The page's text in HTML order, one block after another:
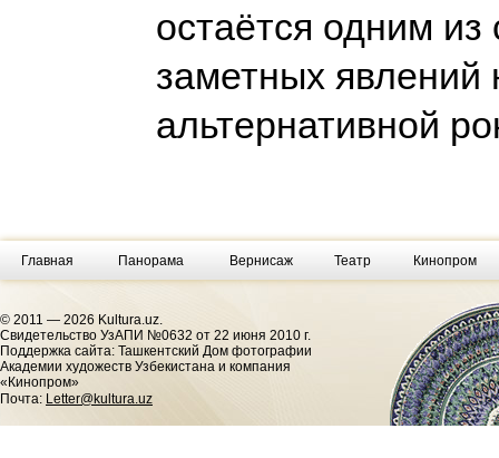
остаётся одним
заметных явлений
альтернативной
Главная Панорама Вернисаж Театр Кинопром
© 2011 — 2026 Kultura.uz.
Cвидетельство УзАПИ №0632 от 22 июня 2010 г.
Поддержка сайта: Ташкентский Дом фотографии
Академии художеств Узбекистана и компания
«Кинопром»
Почта: Letter@kultura.uz